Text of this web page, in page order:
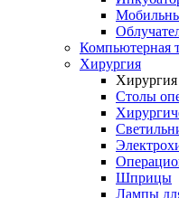
Компьютерная
Хирургия
Хирургия
Столы
Шприцы
Лампы